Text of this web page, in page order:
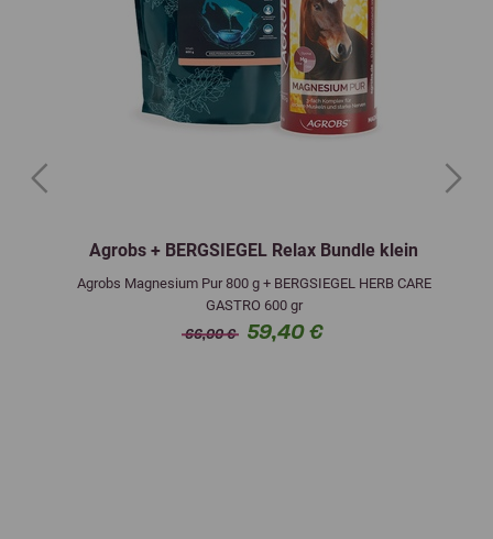
Agrobs + BERGSIEGEL Relax Bundle klein
Agrobs Magnesium Pur 800 g + BERGSIEGEL HERB CARE
GASTRO 600 gr
66,00 € 59,40 €
Previous Next